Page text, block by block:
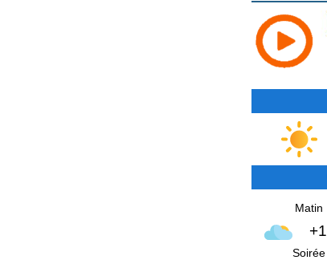
Matin
Soirée